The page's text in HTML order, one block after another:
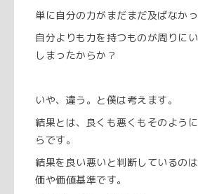
単に自分の力がまだまだ及ばなか
自分よりも力を持つものが周りに
しまったからか？
いや、違う。と僕は考えます。
結果とは、良くも悪くもそのよう
らです。
結果を良い悪いと判断しているの
価や価値基準です。